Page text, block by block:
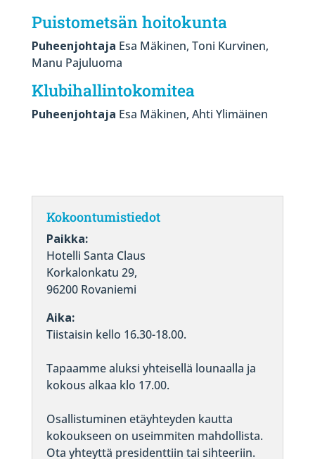
Puistometsän hoitokunta
Puheenjohtaja Esa Mäkinen, Toni Kurvinen,
Manu Pajuluoma
Klubihallintokomitea
Puheenjohtaja Esa Mäkinen, Ahti Ylimäinen
Kokoontumistiedot
Paikka:
Hotelli Santa Claus
Korkalonkatu 29,
96200 Rovaniemi
Aika:
Tiistaisin kello 16.30-18.00.
Tapaamme aluksi yhteisellä lounaalla ja
kokous alkaa klo 17.00.
Osallistuminen etäyhteyden kautta
kokoukseen on useimmiten mahdollista.
Ota yhteyttä presidenttiin tai sihteeriin.